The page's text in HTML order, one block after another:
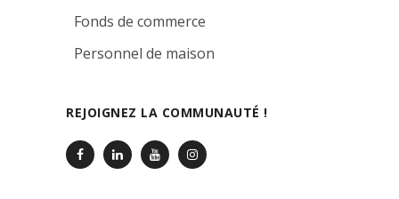
Fonds de commerce
Personnel de maison
REJOIGNEZ LA COMMUNAUTÉ !